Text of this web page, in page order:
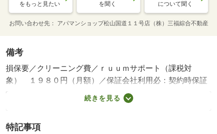
をもっと見たい を聞く について聞く
お問い合わせ先 アパマンショップ松山国道１１号店（株）三福綜合不動産
備考
損保要／クリーニング費／ｒｕｕｍサポート（課税対
象） １９８０円（月額）／保証会社利用必：契約時保証
委託料：２．２万／月額保証委託料：賃料総額の２．２％
又は５．５％ ※ペット可は２．５万／２．５％／二人入
算※故意・過失等別途実費］鍵セット費３，３００円 収
続きを見る
特記事項